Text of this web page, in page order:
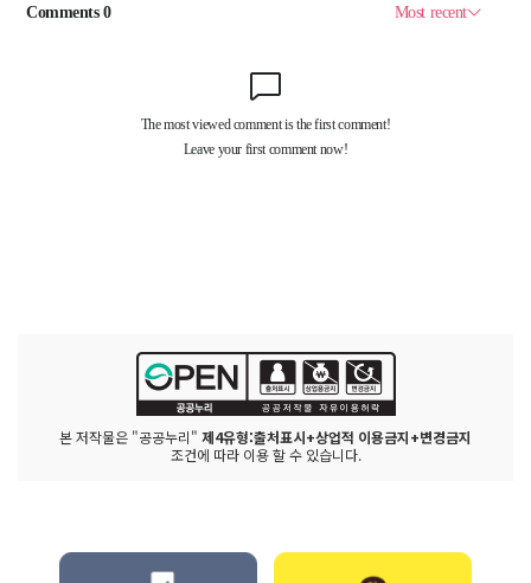
본 저작물은 "공공누리" 제4유형:출처표시+상업적 이용금지+변경금지
조건에 따라 이용 할 수 있습니다.